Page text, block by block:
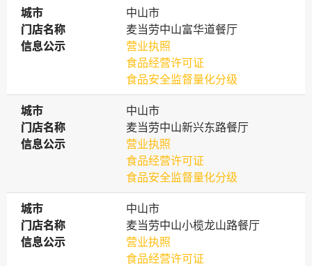
城市
城市
中山市
门店名称
门店名称
麦当劳中山富华道餐厅
信息公示
信息公示
营业执照
食品经营许可证
食品安全监督量化分级
城市
城市
中山市
门店名称
门店名称
麦当劳中山新兴东路餐厅
信息公示
信息公示
营业执照
食品经营许可证
食品安全监督量化分级
城市
城市
中山市
门店名称
门店名称
麦当劳中山小榄龙山路餐厅
信息公示
信息公示
营业执照
食品经营许可证